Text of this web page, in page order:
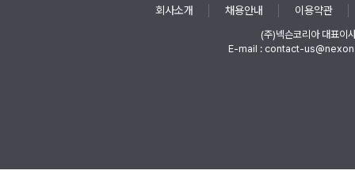
회사소개 채용안내 이용약관
(주)넥슨코리아 대표이
E-mail : contact-